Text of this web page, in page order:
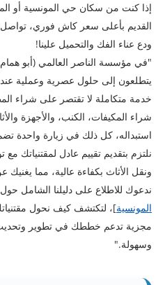
​إذا كنت من سكان حي المونسية أو
القديم بأعلى سعر كاش فوري،
ودع عناء الفك والتحميل علينا!
​"في مؤسسة الناصر العالمي (أبو
يتطلعون إلى حلول عصرية وعملية عند
خدمة متكاملة لا تقتصر على شراء
شراء المكيفات، الكنب، والأجهزة
استبداله، كل ذلك في زيارة واحدة
نلتزم بتقديم تقييم عادل
ونقل الأثاث بكفاءة عالية، مما
ندعوك للاطلاع على دليلنا الشامل
المونسية]، لتكتشف كيف نحول
مجزية تدعم خططك في تطوير
وسهولة."